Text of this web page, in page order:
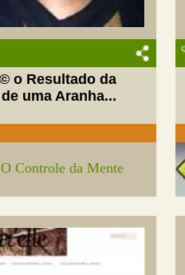
o Resultado da
uma Aranha...
O Controle da Mente